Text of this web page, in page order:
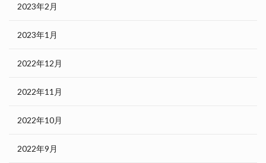
2023年2月
2023年1月
2022年12月
2022年11月
2022年10月
2022年9月